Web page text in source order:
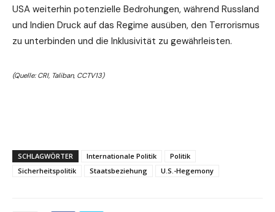
USA weiterhin potenzielle Bedrohungen, während Russland
und Indien Druck auf das Regime ausüben, den Terrorismus
zu unterbinden und die Inklusivität zu gewährleisten.
(Quelle: CRI, Taliban, CCTV13)
SCHLAGWÖRTER Internationale Politik
Politik
Sicherheitspolitik
Staatsbeziehung U.S.-Hegemony